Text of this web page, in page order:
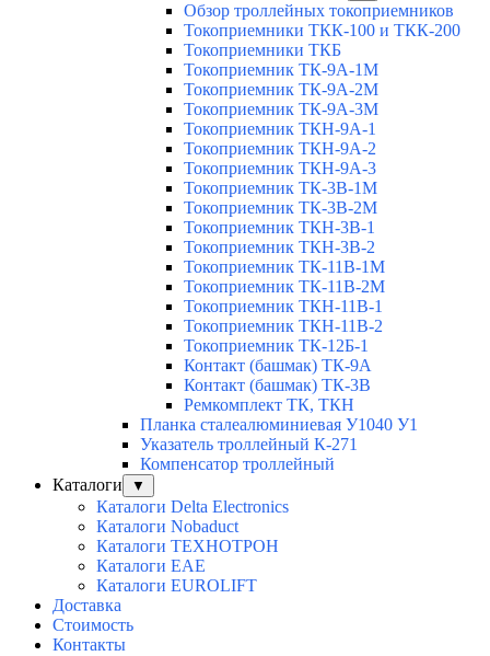
Обзор троллейных токоприемников
Токоприемники ТКК-100 и ТКК-200
Токоприемники ТКБ
Токоприемник ТК-9А-1М
Токоприемник ТК-9А-2М
Токоприемник ТК-9А-3М
Токоприемник ТКН-9А-1
Токоприемник ТКН-9А-2
Токоприемник ТКН-9А-3
Токоприемник ТК-3В-1М
Токоприемник ТК-3В-2М
Токоприемник ТКН-3В-1
Токоприемник ТКН-3В-2
Токоприемник ТК-11В-1М
Токоприемник ТК-11В-2М
Токоприемник ТКН-11В-1
Токоприемник ТКН-11В-2
Токоприемник ТК-12Б-1
Контакт (башмак) ТК-9А
Контакт (башмак) ТК-3В
Ремкомплект ТК, ТКН
Планка сталеалюминиевая У1040 У1
Указатель троллейный К-271
Компенсатор троллейный
Каталоги
▼
Каталоги Delta Electronics
Каталоги Nobaduct
Каталоги ТЕХНОТРОН
Каталоги EAE
Каталоги EUROLIFT
Доставка
Стоимость
Контакты